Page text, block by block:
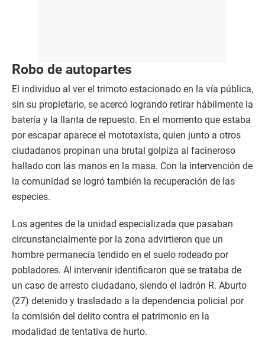
Robo de autopartes
El individuo al ver el trimoto estacionado en la vía pública,
sin su propietario, se acercó logrando retirar hábilmente la
batería y la llanta de repuesto. En el momento que estaba
por escapar aparece el mototaxista, quien junto a otros
ciudadanos propinan una brutal golpiza al facineroso
hallado con las manos en la masa. Con la intervención de
la comunidad se logró también la recuperación de las
especies.
Los agentes de la unidad especializada que pasaban
circunstancialmente por la zona advirtieron que un
hombre permanecía tendido en el suelo rodeado por
pobladores. Al intervenir identificaron que se trataba de
un caso de arresto ciudadano, siendo el ladrón R. Aburto
(27) detenido y trasladado a la dependencia policial por
la comisión del delito contra el patrimonio en la
modalidad de tentativa de hurto.